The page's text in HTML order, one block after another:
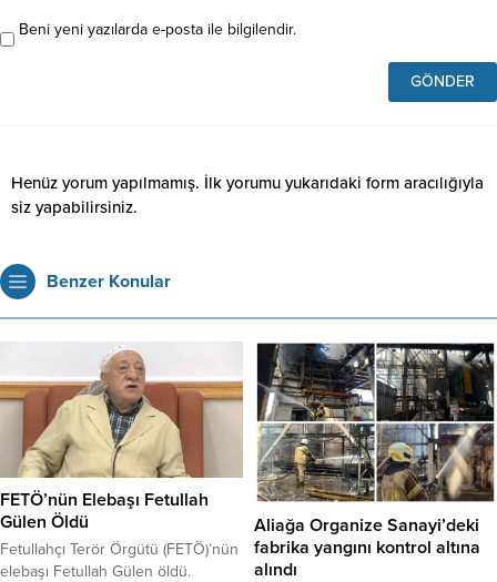
Beni yeni yazılarda e-posta ile bilgilendir.
Henüz yorum yapılmamış. İlk yorumu yukarıdaki form aracılığıyla
siz yapabilirsiniz.
Benzer Konular
FETÖ’nün Elebaşı Fetullah
Gülen Öldü
Fetullahçı Terör Örgütü (FETÖ)’nün
elebaşı Fetullah Gülen öldü.
Aliağa Organize Sanayi’deki
fabrika yangını kontrol altına
alındı